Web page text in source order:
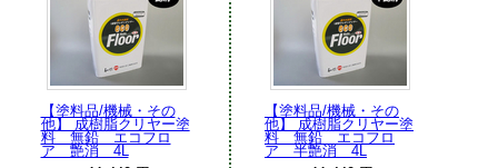
【塗料品/機械・その
他】 成樹脂クリヤー塗
料 無鉛 エコフロ
ア 艶消 4L
【塗料品/機械・その
他】 成樹脂クリヤー塗
料 無鉛 エコフロ
ア 半艶消 4L